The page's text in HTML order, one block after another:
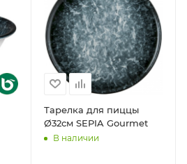
Тарелка для пиццы
Ø32см SEPIA Gourmet
В наличии